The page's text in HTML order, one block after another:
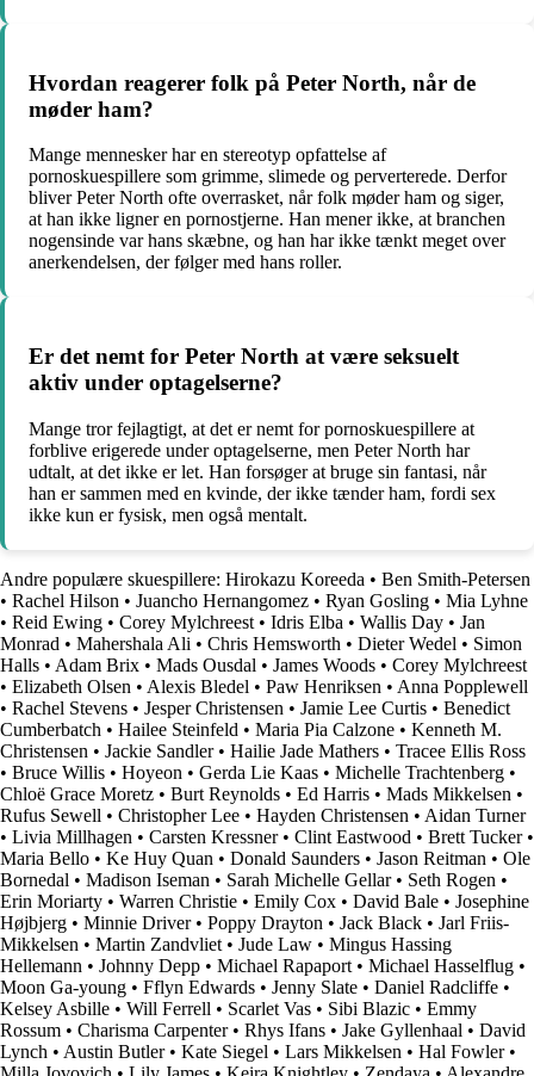
Hvordan reagerer folk på Peter North, når de
møder ham?
Mange mennesker har en stereotyp opfattelse af
pornoskuespillere som grimme, slimede og perverterede. Derfor
bliver Peter North ofte overrasket, når folk møder ham og siger,
at han ikke ligner en pornostjerne. Han mener ikke, at branchen
nogensinde var hans skæbne, og han har ikke tænkt meget over
anerkendelsen, der følger med hans roller.
Er det nemt for Peter North at være seksuelt
aktiv under optagelserne?
Mange tror fejlagtigt, at det er nemt for pornoskuespillere at
forblive erigerede under optagelserne, men Peter North har
udtalt, at det ikke er let. Han forsøger at bruge sin fantasi, når
han er sammen med en kvinde, der ikke tænder ham, fordi sex
ikke kun er fysisk, men også mentalt.
Andre populære skuespillere: Hirokazu Koreeda • Ben Smith-Petersen
• Rachel Hilson • Juancho Hernangomez • Ryan Gosling • Mia Lyhne
• Reid Ewing • Corey Mylchreest • Idris Elba • Wallis Day • Jan
Monrad • Mahershala Ali • Chris Hemsworth • Dieter Wedel • Simon
Halls • Adam Brix • Mads Ousdal • James Woods • Corey Mylchreest
• Elizabeth Olsen • Alexis Bledel • Paw Henriksen • Anna Popplewell
• Rachel Stevens • Jesper Christensen • Jamie Lee Curtis • Benedict
Cumberbatch • Hailee Steinfeld • Maria Pia Calzone • Kenneth M.
Christensen • Jackie Sandler• Hailie Jade Mathers • Tracee Ellis Ross
• Bruce Willis • Hoyeon • Gerda Lie Kaas • Michelle Trachtenberg •
Chloë Grace Moretz • Burt Reynolds • Ed Harris • Mads Mikkelsen •
Rufus Sewell • Christopher Lee • Hayden Christensen • Aidan Turner
• Livia Millhagen • Carsten Kressner• Clint Eastwood • Brett Tucker•
Maria Bello • Ke Huy Quan • Donald Saunders • Jason Reitman • Ole
Bornedal • Madison Iseman • Sarah Michelle Gellar• Seth Rogen •
Erin Moriarty • Warren Christie • Emily Cox • David Bale • Josephine
Højbjerg • Minnie Driver• Poppy Drayton • Jack Black • Jarl Friis-
Mikkelsen • Martin Zandvliet • Jude Law • Mingus Hassing
Hellemann • Johnny Depp • Michael Rapaport • Michael Hasselflug •
Moon Ga-young • Fflyn Edwards • Jenny Slate • Daniel Radcliffe •
Kelsey Asbille • Will Ferrell • Scarlet Vas • Sibi Blazic • Emmy
Rossum • Charisma Carpenter• Rhys Ifans • Jake Gyllenhaal • David
Lynch • Austin Butler• Kate Siegel • Lars Mikkelsen • Hal Fowler•